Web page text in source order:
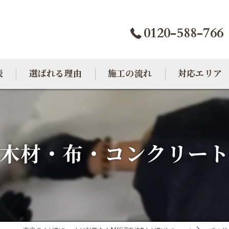
0120-588-766
選ばれる理由 施工の流れ 対応エリア
大阪のカビ取り
材・布・コンクリー